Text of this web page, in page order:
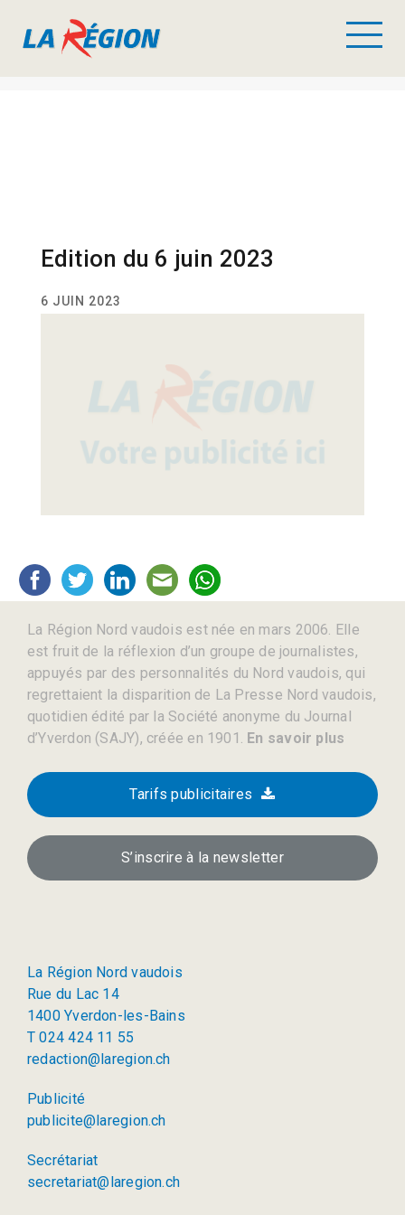
Edition du 6 juin 2023
6 JUIN 2023
La Région Nord vaudois est née en mars 2006. Elle
est fruit de la réflexion d’un groupe de journalistes,
appuyés par des personnalités du Nord vaudois, qui
regrettaient la disparition de La Presse Nord vaudois,
quotidien édité par la Société anonyme du Journal
d’Yverdon (SAJY), créée en 1901. En savoir plus
Tarifs publicitaires
S’inscrire à la newsletter
La Région Nord vaudois
Rue du Lac 14
1400 Yverdon-les-Bains
T 024 424 11 55
redaction@laregion.ch
Publicité
publicite@laregion.ch
Secrétariat
secretariat@laregion.ch